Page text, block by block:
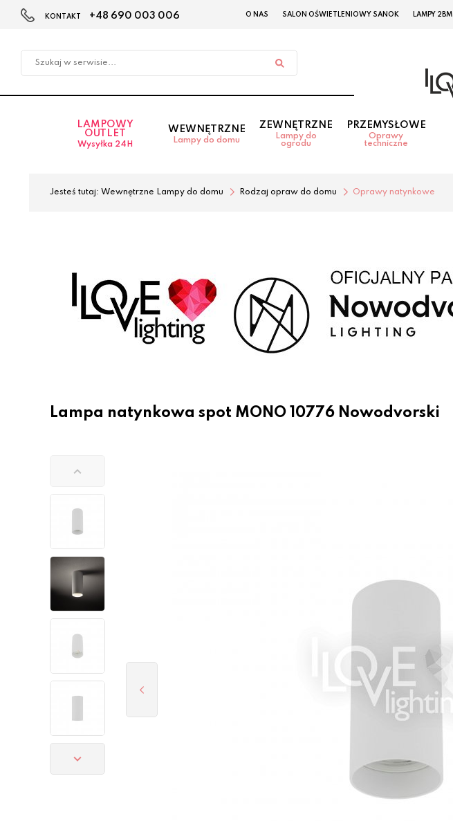
w
KONTAKT +48 690 003 006 O NAS SALON OŚWIETLENIOWY SANOK LAMPY 2BM
LAMPOWY
OUTLET
Wysyłka 24H
WEWNĘTRZNE
Lampy do domu
ZEWNĘTRZNE
Lampy do
ogrodu
PRZEMYSŁOWE
Oprawy
techniczne
Jesteś tutaj: Wewnętrzne Lampy do domu Rodzaj opraw do domu Oprawy natynkowe
Lampa natynkowa spot MONO 10776 Nowodvorski